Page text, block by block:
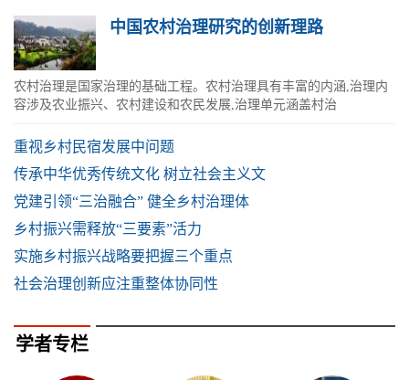
中国农村治理研究的创新理路
农村治理是国家治理的基础工程。农村治理具有丰富的内涵,治理内
容涉及农业振兴、农村建设和农民发展,治理单元涵盖村治
重视乡村民宿发展中问题
传承中华优秀传统文化 树立社会主义文
党建引领“三治融合” 健全乡村治理体
乡村振兴需释放“三要素”活力
实施乡村振兴战略要把握三个重点
社会治理创新应注重整体协同性
学者专栏